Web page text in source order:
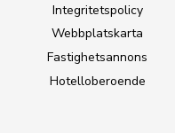
Integritetspolicy
Webbplatskarta
Fastighetsannons
Hotelloberoende